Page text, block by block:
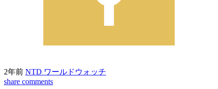
2年前 NTD ワールドウォッチ
share comments